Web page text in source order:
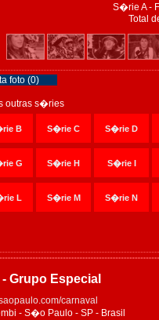
S�rie A -
Total
foto (0)
outras s�ries
B S�rie C S�rie D
G S�rie H S�rie I
L S�rie M S�rie N
Grupo Especial
carnaval
- S�o Paulo - SP - Brasil